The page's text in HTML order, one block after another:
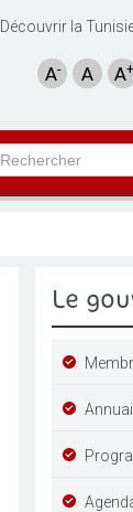
Découvrir la
A- A A+
Le